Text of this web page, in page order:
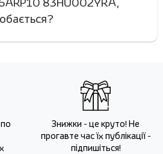
Знижки - це круто! Не
прогавте час їх публікації -
підпишіться!